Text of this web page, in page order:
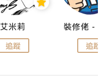
艾米莉
追蹤 追蹤